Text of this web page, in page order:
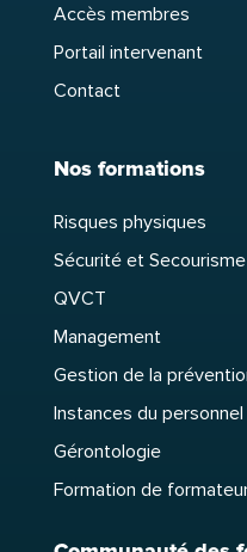
Accès membres
Portail intervenant
Contact
Nos formations
Risques physiques
Sécurité et Secourisme
QVCT
Management
Gestion de la
Instances du personnel
Gérontologie
Formation de